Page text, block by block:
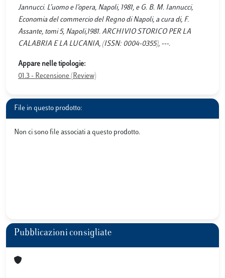
Jannucci. L’uomo e l’opera, Napoli, 1981, e G. B. M. Iannucci,
Economia del commercio del Regno di Napoli, a cura di, F.
Assante, tomi 5, Napoli,1981. ARCHIVIO STORICO PER LA
CALABRIA E LA LUCANIA, (ISSN: 0004-0355), ---.
Appare nelle tipologie:
01.3 - Recensione (Review)
File in questo prodotto:
Non ci sono file associati a questo prodotto.
Pubblicazioni consigliate